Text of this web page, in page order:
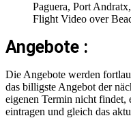
Paguera, Port
Flight Video over
Angebote :
Die Angebote werden
das billigste Angebot der
eigenen Termin nicht findet,
eintragen und gleich das